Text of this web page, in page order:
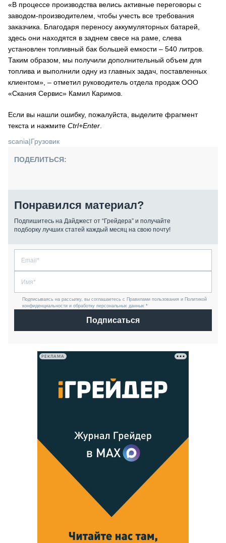
«В процессе производства велись активные переговоры с
заводом-производителем, чтобы учесть все требования
заказчика. Благодаря переносу аккумуляторных батарей,
здесь они находятся в заднем свесе на раме, слева
установлен топливный бак большей емкости – 540 литров.
Таким образом, мы получили дополнительный объем для
топлива и выполнили одну из главных задач, поставленных
клиентом», – отметил руководитель отдела продаж ООО
«Скания Сервис» Камил Каримов.
Если вы нашли ошибку, пожалуйста, выделите фрагмент
текста и нажмите Ctrl+Enter
scania|Грузовик
ПОДЕЛИТЬСЯ:
Понравился материал?
Подпишитесь на Дайджест от “Грейдера” и получайте
подборку лучших статей каждый месяц на свою почту!
Подписываясь на рассылку, вы соглашаетесь с Правилами пользования и Политикой
конфиденциальности и обработку персональных данных *
Подписаться
РЕКЛАМА